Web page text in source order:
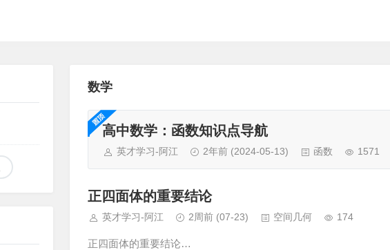
数学
高中数学：函数知识点导航
英才学习-阿江 2年前 (2024-05-13) 函数 1571
正四面体的重要结论
英才学习-阿江 2周前 (07-23) 空间几何 174
正四面体的重要结论…